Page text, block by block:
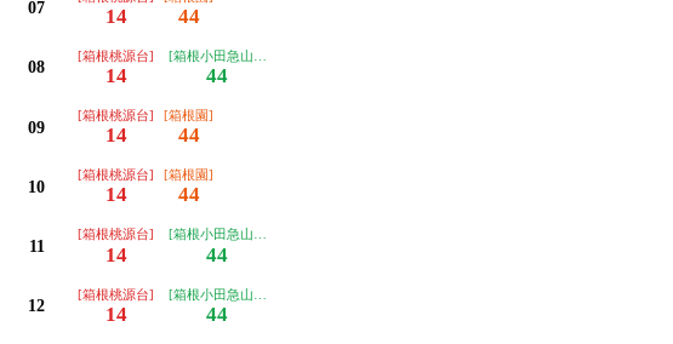
07 14 44
08
[箱根桃源台]
14
[箱根小田急山のホテル]
44
09
[箱根桃源台]
14
[箱根園]
44
10
[箱根桃源台]
14
[箱根園]
44
11
[箱根桃源台]
14
[箱根小田急山のホテル]
44
12
[箱根桃源台]
14
[箱根小田急山のホテル]
44